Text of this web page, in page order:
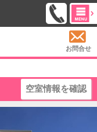
お問合せ
空室情報を確認